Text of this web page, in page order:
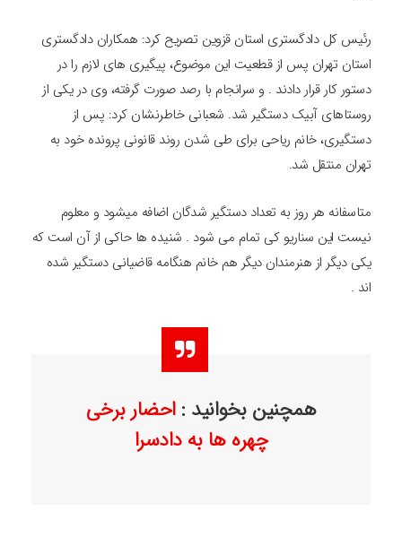
رئیس کل دادگستری استان قزوین تصریح کرد: همکاران دادگستری
استان تهران پس از قطعیت این موضوع، پیگیری های لازم را در
دستور کار قرار دادند . و سرانجام با رصد صورت گرفته، وی در یکی از
روستاهای آبیک دستگیر شد. شعبانی خاطرنشان کرد: پس از
دستگیری، خانم ریاحی برای طی شدن روند قانونی پرونده خود به
تهران منتقل شد.
متاسفانه هر روز به تعداد دستگیر شدگان اضافه میشود و معلوم
نیست این سناریو کی تمام می شود . شنیده ها حاکی از آن است که
یکی دیگر از هنرمندان دیگر هم خانم هنگامه قاضیانی دستگیر شده
اند .
همچنین بخوانید : احضار برخی
چهره ها به دادسرا